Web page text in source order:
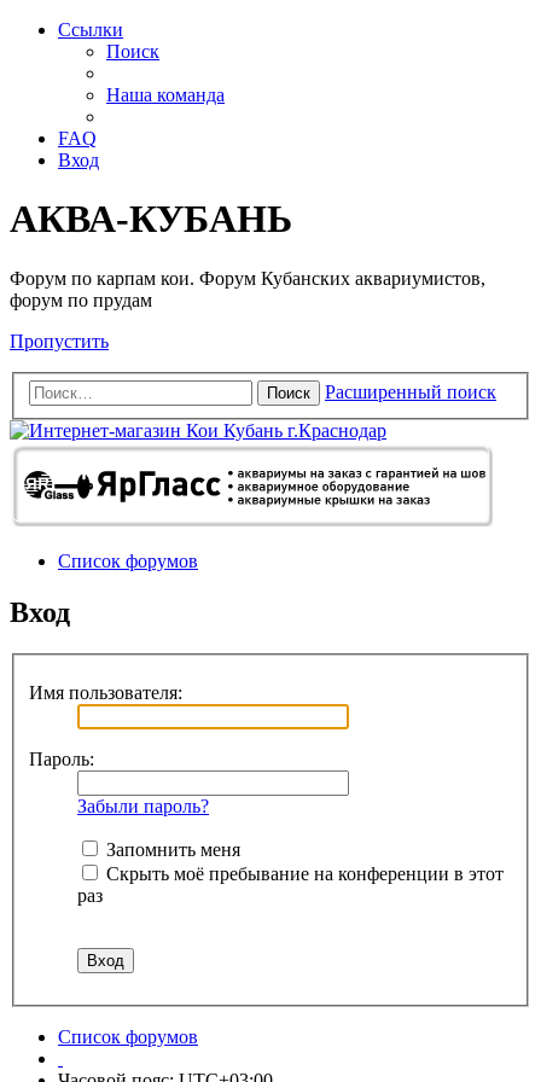
Ссылки
Поиск
Наша команда
FAQ
Вход
АКВА-КУБАНЬ
Форум по карпам кои. Форум Кубанских аквариумистов,
форум по прудам
Пропустить
Поиск Расширенный поиск
Список форумов
Вход
Имя пользователя:
Пароль:
Забыли пароль?
Запомнить меня
Скрыть моё пребывание на конференции в этот
раз
Список форумов